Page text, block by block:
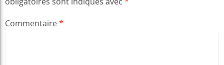
Commentaire*